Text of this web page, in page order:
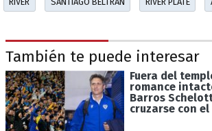
También te puede interesar
Fuera del
romance
Barros
cruzarse con